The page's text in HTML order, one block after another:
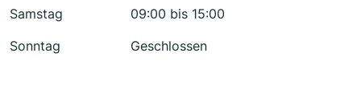
Samstag
09:00 bis 15:00
Sonntag
Geschlossen